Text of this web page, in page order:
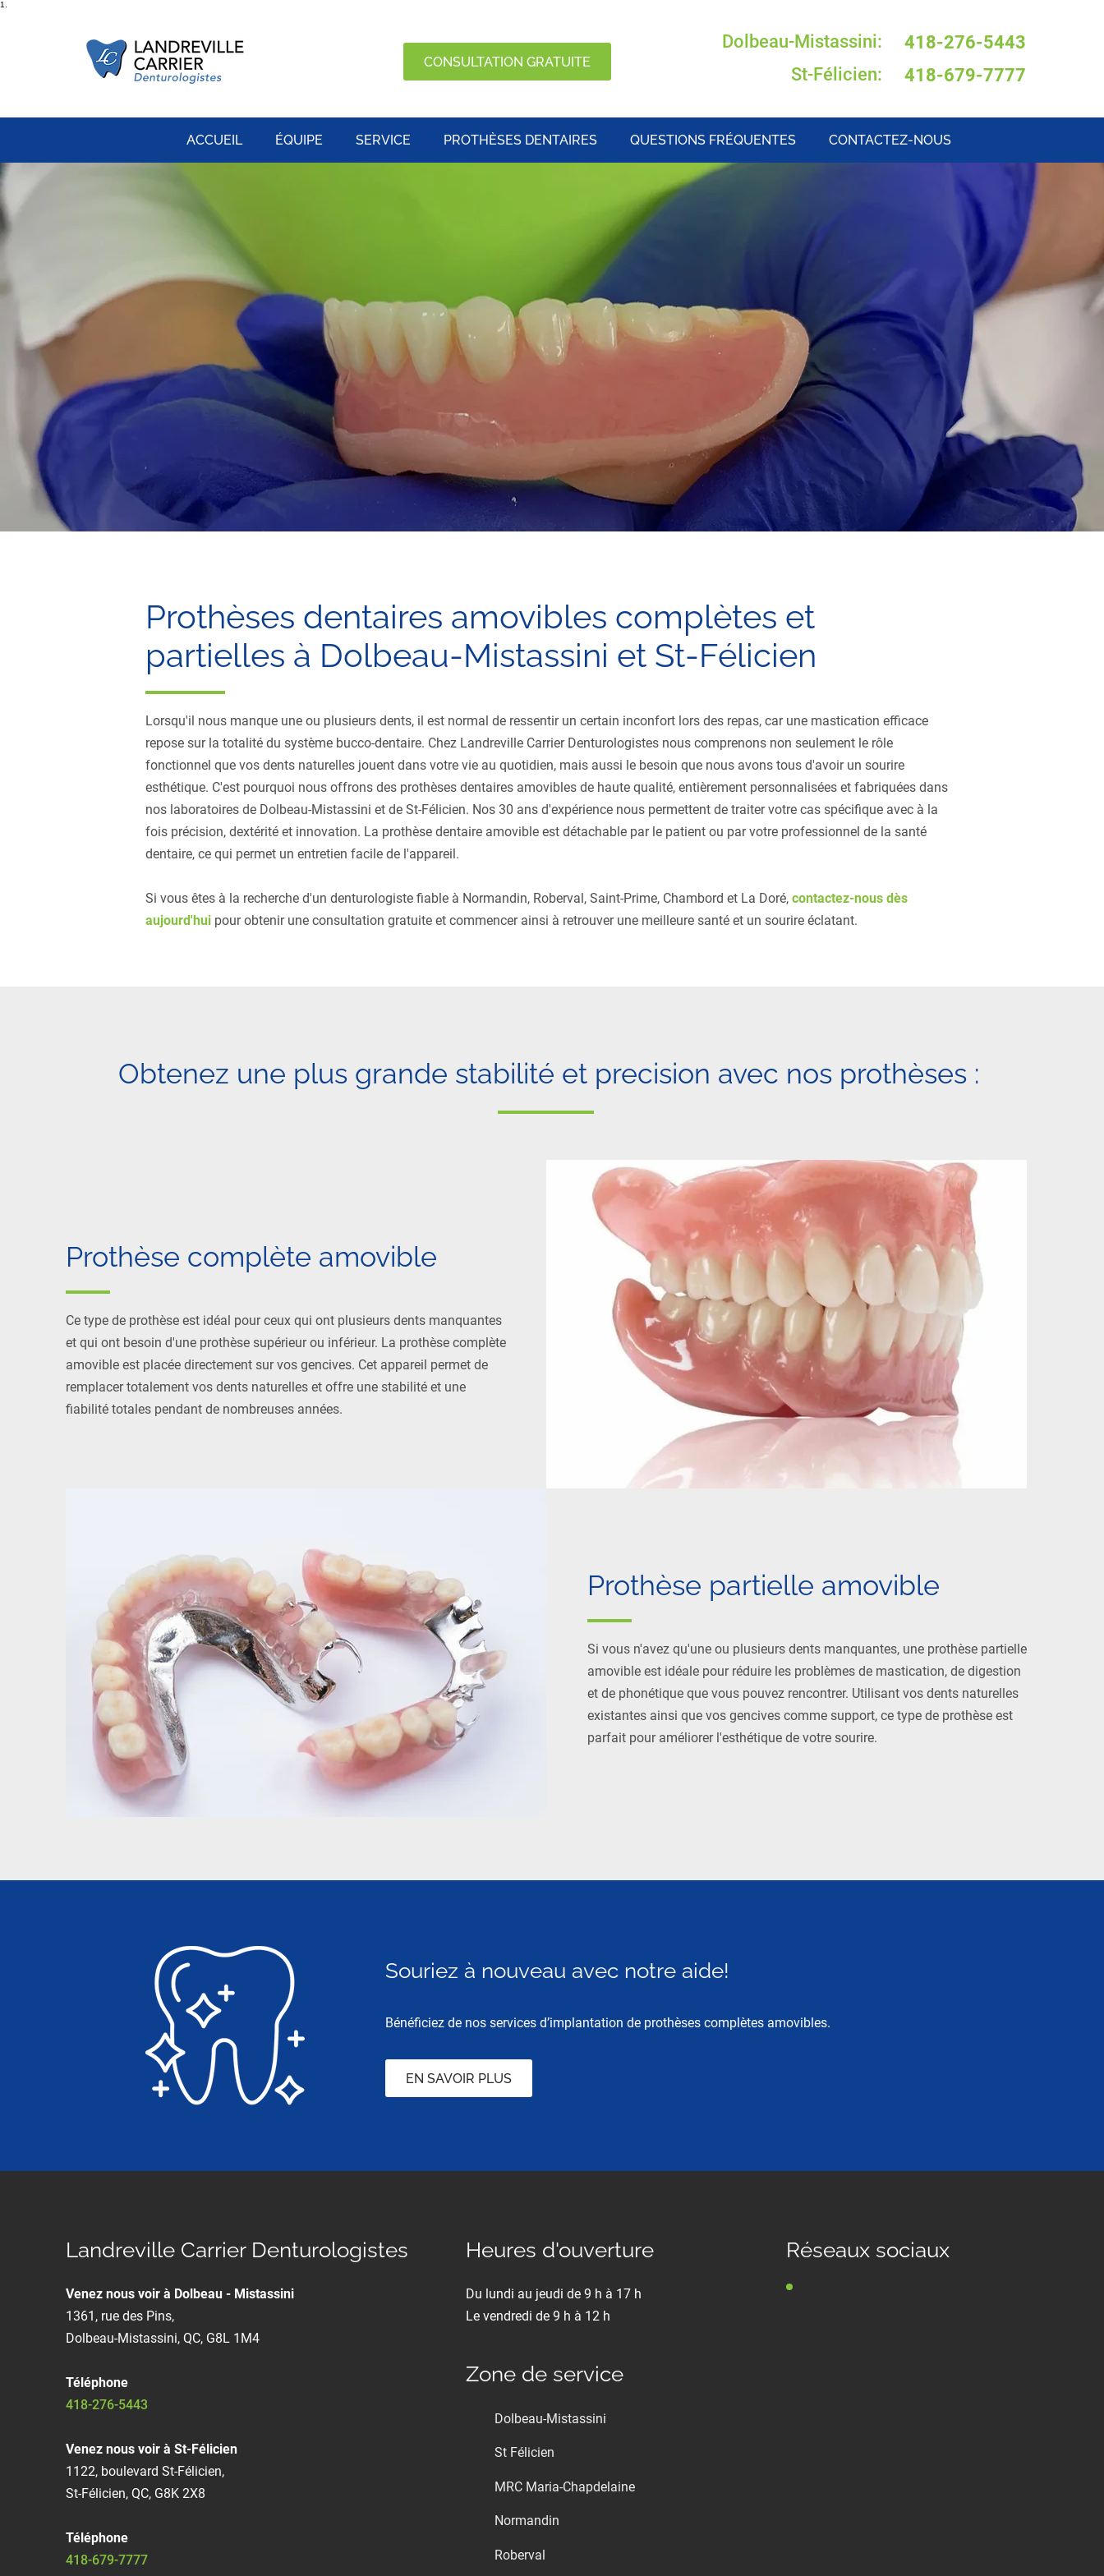
1.
CONSULTATION GRATUITE
Dolbeau-Mistassini:
418-276-5443
St-Félicien:
418-679-7777
ACCUEIL ÉQUIPE SERVICE PROTHÈSES DENTAIRES QUESTIONS FRÉQUENTES CONTACTEZ-NOUS
Prothèses dentaires amovibles complètes et
partielles à Dolbeau-Mistassini et St-Félicien
Lorsqu'il nous manque une ou plusieurs dents, il est normal de ressentir un certain inconfort lors des repas, car une mastication efficace
repose sur la totalité du système bucco-dentaire. Chez Landreville Carrier Denturologistes nous comprenons non seulement le rôle
fonctionnel que vos dents naturelles jouent dans votre vie au quotidien, mais aussi le besoin que nous avons tous d'avoir un sourire
esthétique. C'est pourquoi nous offrons des prothèses dentaires amovibles de haute qualité, entièrement personnalisées et fabriquées dans
nos laboratoires de Dolbeau-Mistassini et de St-Félicien. Nos 30 ans d'expérience nous permettent de traiter votre cas spécifique avec à la
fois précision, dextérité et innovation. La prothèse dentaire amovible est détachable par le patient ou par votre professionnel de la santé
dentaire, ce qui permet un entretien facile de l'appareil.
Si vous êtes à la recherche d'un denturologiste fiable à Normandin, Roberval, Saint-Prime, Chambord et La Doré, contactez-nous dès
aujourd'hui pour obtenir une consultation gratuite et commencer ainsi à retrouver une meilleure santé et un sourire éclatant.
Obtenez une plus grande stabilité et precision avec nos prothèses :
Prothèse complète amovible
Ce type de prothèse est idéal pour ceux qui ont plusieurs dents manquantes
et qui ont besoin d'une prothèse supérieur ou inférieur. La prothèse complète
amovible est placée directement sur vos gencives. Cet appareil permet de
remplacer totalement vos dents naturelles et offre une stabilité et une
fiabilité totales pendant de nombreuses années.
Prothèse partielle amovible
Si vous n'avez qu'une ou plusieurs dents manquantes, une prothèse partielle
amovible est idéale pour réduire les problèmes de mastication, de digestion
et de phonétique que vous pouvez rencontrer. Utilisant vos dents naturelles
existantes ainsi que vos gencives comme support, ce type de prothèse est
parfait pour améliorer l'esthétique de votre sourire.
Souriez à nouveau avec notre aide!
Bénéficiez de nos services d’implantation de prothèses complètes amovibles.
EN SAVOIR PLUS
Heures d'ouverture
Du lundi au jeudi de 9 h à 17 h
Le vendredi de 9 h à 12 h
Zone de service
Dolbeau-Mistassini
St Félicien
MRC Maria-Chapdelaine
Normandin
Roberval
Landreville Carrier Denturologistes
Venez nous voir à Dolbeau - Mistassini
1361, rue des Pins,
Dolbeau-Mistassini, QC, G8L 1M4
Téléphone
418-276-5443
Venez nous voir à St-Félicien
1122, boulevard St-Félicien,
St-Félicien, QC, G8K 2X8
Téléphone
418-679-7777
Réseaux sociaux